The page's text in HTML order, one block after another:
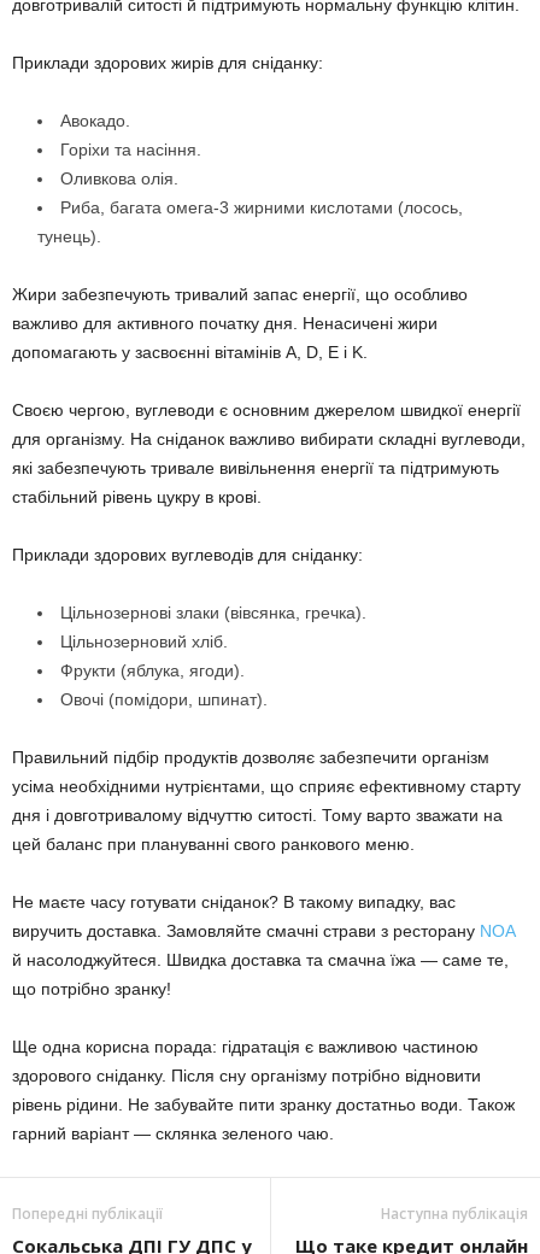
довготривалій ситості й підтримують нормальну функцію клітин.
Приклади здорових жирів для сніданку:
Авокадо.
Горіхи та насіння.
Оливкова олія.
Риба, багата омега-3 жирними кислотами (лосось,
тунець).
Жири забезпечують тривалий запас енергії, що особливо
важливо для активного початку дня. Ненасичені жири
допомагають у засвоєнні вітамінів А, D, E і K.
Своєю чергою, вуглеводи є основним джерелом швидкої енергії
для організму. На сніданок важливо вибирати складні вуглеводи,
які забезпечують тривале вивільнення енергії та підтримують
стабільний рівень цукру в крові.
Приклади здорових вуглеводів для сніданку:
Цільнозернові злаки (вівсянка, гречка).
Цільнозерновий хліб.
Фрукти (яблука, ягоди).
Овочі (помідори, шпинат).
Правильний підбір продуктів дозволяє забезпечити організм
усіма необхідними нутрієнтами, що сприяє ефективному старту
дня і довготривалому відчуттю ситості. Тому варто зважати на
цей баланс при плануванні свого ранкового меню.
Не маєте часу готувати сніданок? В такому випадку, вас
виручить доставка. Замовляйте смачні страви з ресторану NOA
й насолоджуйтеся. Швидка доставка та смачна їжа — саме те,
що потрібно зранку!
Ще одна корисна порада: гідратація є важливою частиною
здорового сніданку. Після сну організму потрібно відновити
рівень рідини. Не забувайте пити зранку достатньо води. Також
гарний варіант — склянка зеленого чаю.
Попередні публікації
Сокальська ДПІ ГУ ДПС у
Наступна публікація
Що таке кредит онлайн